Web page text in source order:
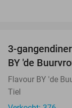
3-
BY 'de
Flavour BY 'de
Tiel